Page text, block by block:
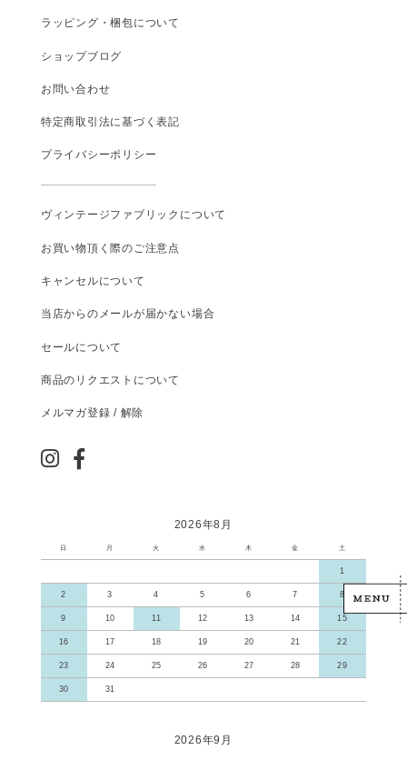
ラッピング・梱包について
ショップブログ
お問い合わせ
特定商取引法に基づく表記
プライバシーポリシー
ヴィンテージファブリックについて
お買い物頂く際のご注意点
キャンセルについて
当店からのメールが届かない場合
セールについて
商品のリクエストについて
メルマガ登録 / 解除
2026年8月
日 月 火 水 木 金 土
1
2 3 4 5 6 7 8
9 10 11 12 13 14 15
16 17 18 19 20 21 22
23 24 25 26 27 28 29
30 31
2026年9月